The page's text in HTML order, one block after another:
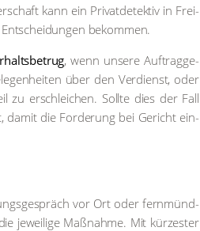
kann ein Pri­vat­de­tek­tiv in Frei­
bekom­men.
, wenn unse­re Auf­trag­ge­
über den Ver­dienst, oder
zu erschlei­chen. Soll­te dies der Fall
damit die For­de­rung bei Gericht ein­
vor Ort oder fern­münd­
jewei­li­ge Maß­nah­me. Mit kür­zes­ter